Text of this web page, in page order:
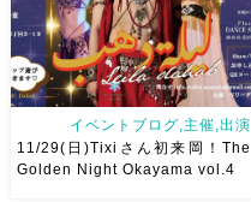
イベントブログ,主催,出演
11/29(日)Tixiさん初来岡！The
Golden Night Okayama vol.4